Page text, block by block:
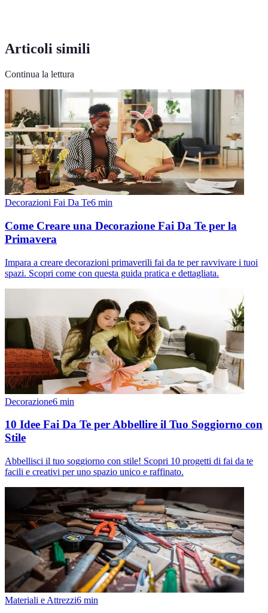
Articoli simili
Continua la lettura
Decorazioni Fai Da Te6 min
Come Creare una Decorazione Fai Da Te per la
Primavera
Impara a creare decorazioni primaverili fai da te per ravvivare i tuoi
spazi. Scopri come con questa guida pratica e dettagliata.
Decorazione6 min
10 Idee Fai Da Te per Abbellire il Tuo Soggiorno con
Stile
Abbellisci il tuo soggiorno con stile! Scopri 10 progetti di fai da te
facili e creativi per uno spazio unico e raffinato.
Materiali e Attrezzi6 min